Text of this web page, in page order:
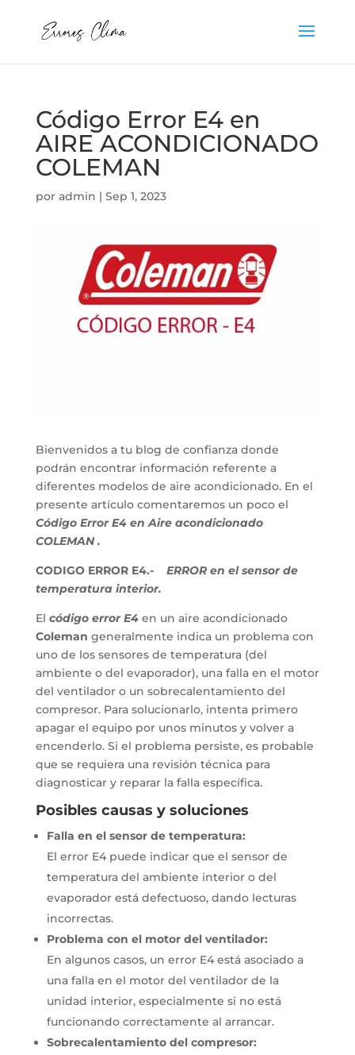
Código Error E4 en
AIRE ACONDICIONADO
COLEMAN
por admin | Sep 1, 2023
Bienvenidos a tu blog de confianza donde
podrán encontrar información referente a
diferentes modelos de aire acondicionado. En el
presente artículo comentaremos un poco el
Código Error E4 en Aire acondicionado
COLEMAN .
CODIGO ERROR E4.-
ERROR en el sensor de
temperatura interior.
El código error E4 en un aire acondicionado
Coleman generalmente indica un problema con
uno de los sensores de temperatura (del
ambiente o del evaporador), una falla en el motor
del ventilador o un sobrecalentamiento del
compresor. Para solucionarlo, intenta primero
apagar el equipo por unos minutos y volver a
encenderlo. Si el problema persiste, es probable
que se requiera una revisión técnica para
diagnosticar y reparar la falla específica.
Posibles causas y soluciones
Falla en el sensor de temperatura:
El error E4 puede indicar que el sensor de
temperatura del ambiente interior o del
evaporador está defectuoso, dando lecturas
incorrectas.
Problema con el motor del ventilador:
En algunos casos, un error E4 está asociado a
una falla en el motor del ventilador de la
unidad interior, especialmente si no está
funcionando correctamente al arrancar.
Sobrecalentamiento del compresor: